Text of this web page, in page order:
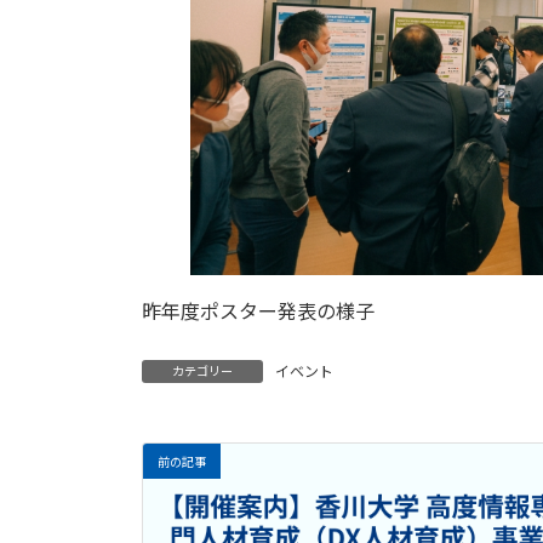
昨年度ポスター発表の様子
カテゴリー イベント
前の記事